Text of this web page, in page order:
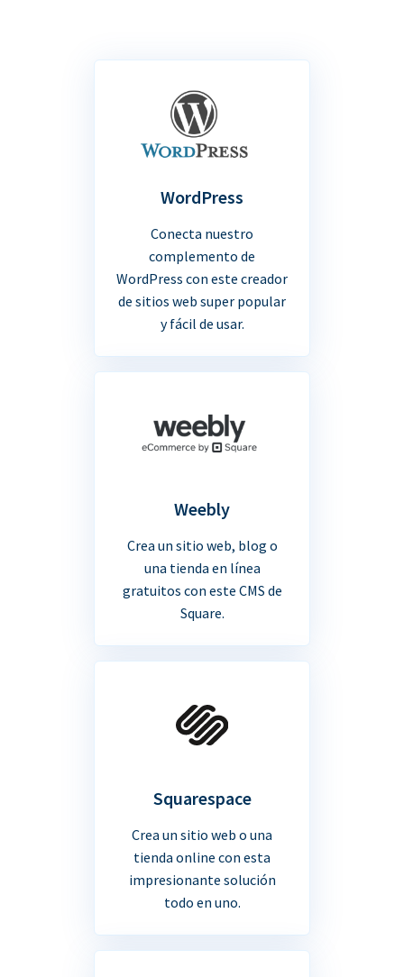
WordPress
Conecta nuestro
complemento de
WordPress con este creador
de sitios web super popular
y fácil de usar.
Weebly
Crea un sitio web, blog o
una tienda en línea
gratuitos con este CMS de
Square.
Squarespace
Crea un sitio web o una
tienda online con esta
impresionante solución
todo en uno.